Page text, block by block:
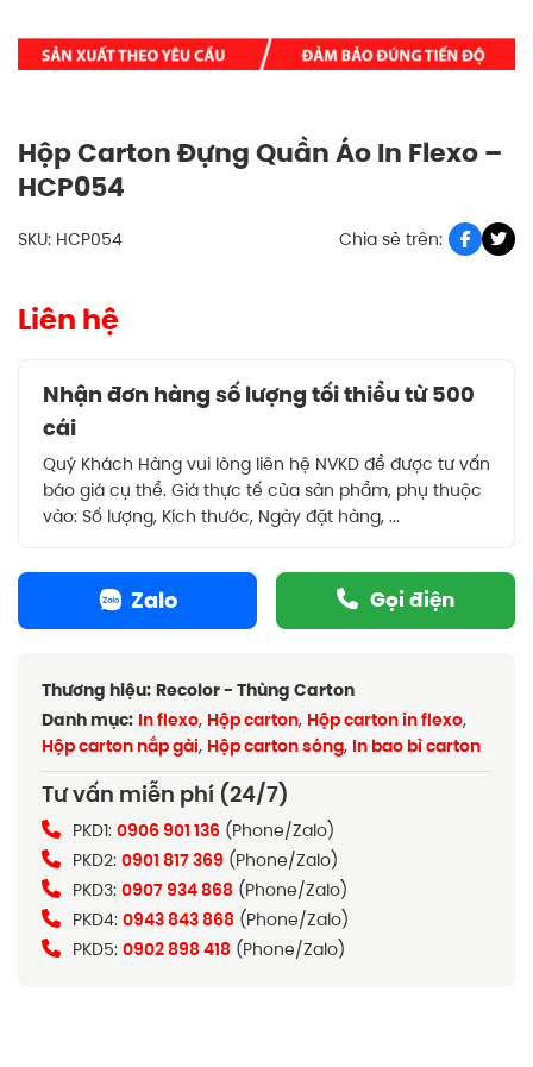
Hộp Carton Đựng Quần Áo In Flexo –
HCP054
SKU: HCP054 Chia sẻ trên:
Liên hệ
Nhận đơn hàng số lượng tối thiểu từ 500
cái
Quý Khách Hàng vui lòng liên hệ NVKD để được tư vấn
báo giá cụ thể. Giá thực tế của sản phẩm, phụ thuộc
vào: Số lượng, Kích thước, Ngày đặt hàng, ...
Zalo Gọi điện
Thương hiệu: Recolor - Thùng Carton
Danh mục: In flexo, Hộp carton, Hộp carton in flexo,
Hộp carton nắp gài, Hộp carton sóng, In bao bì carton
Tư vấn miễn phí (24/7)
PKD1: 0906 901 136 (Phone/Zalo)
PKD2: 0901 817 369 (Phone/Zalo)
PKD3: 0907 934 868 (Phone/Zalo)
PKD4: 0943 843 868 (Phone/Zalo)
PKD5: 0902 898 418 (Phone/Zalo)